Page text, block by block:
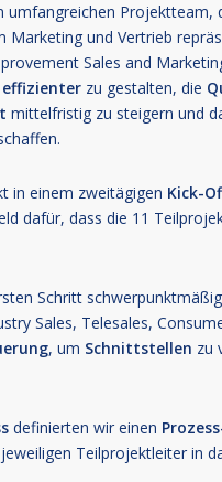
umfangreichen Projektteam,
Marketing und Vertrieb
Sales and
effizienter zu gestalten, die
mittelfristig zu steigern und
in einem zweitägigen Kick-
dafür, dass die 11
Schritt
Sales, Telesales,
, um Schnittstellen zu
definierten wir einen
Teilprojektleiter in